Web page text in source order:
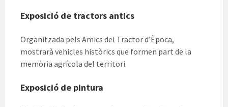
Exposició de tractors antics
Organitzada pels Amics del Tractor d’Època,
mostrarà vehicles històrics que formen part de la
memòria agrícola del territori.
Exposició de pintura